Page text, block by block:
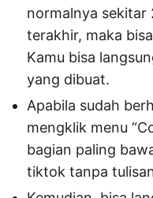
normalnya sekitar
terakhir, maka
Kamu bisa
yang dibuat.
Apabila sudah
mengklik menu
bagian paling
tiktok tanpa